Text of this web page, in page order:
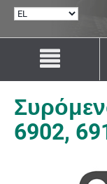
Μετάβαση
περιεχόμενο
Μετάβαση
πλοήγηση
6902,